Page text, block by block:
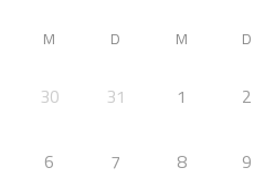
M D M D
30 31 1 2
6 7 8 9